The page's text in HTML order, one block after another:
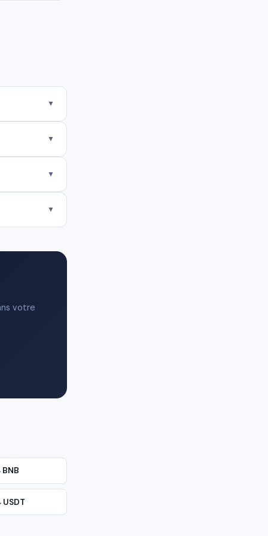
▼
▼
▼
▼
votre
BNB
USDT